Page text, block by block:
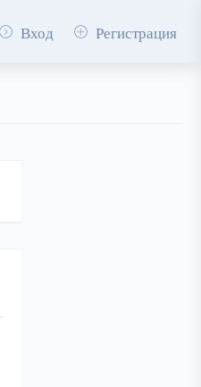
Вход Регистрация